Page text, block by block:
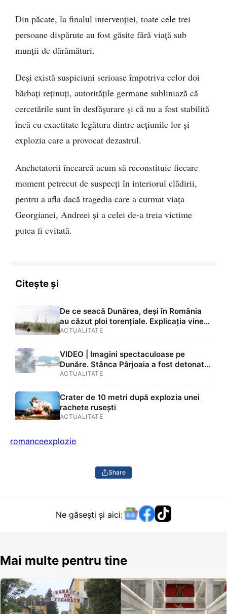
Din păcate, la finalul intervenției, toate cele trei
persoane dispărute au fost găsite fără viață sub
munții de dărâmături.
Deși există suspiciuni serioase împotriva celor doi
bărbați reținuți, autoritățile germane subliniază că
cercetările sunt în desfășurare și că nu a fost stabilită
încă cu exactitate legătura dintre acțiunile lor și
explozia care a provocat dezastrul.
Anchetatorii încearcă acum să reconstituie fiecare
moment petrecut de suspecți în interiorul clădirii,
pentru a afla dacă tragedia care a curmat viața
Georgianei, Andreei și a celei de-a treia victime
putea fi evitată.
Citește și
De ce seacă Dunărea, deși în România
au căzut ploi torențiale. Explicația vine
din Germania și Austria
ACTUALITATE
VIDEO | Imagini spectaculoase pe
Dunăre. Stânca Pârjoaia a fost detonată
cu 100 de kilograme de explozibil. Miza
Centralei Nucleare de la Cernavodă
ACTUALITATE
Crater de 10 metri după explozia unei
rachete rusești
ACTUALITATE
romanceexplozie
Share
Ne găsești și aici:
Mai multe pentru tine